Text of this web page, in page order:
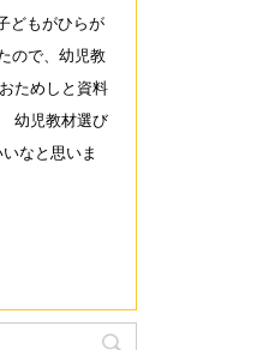
どもがひらが
ので、幼児教
ためしと資料
幼児教材選び
なと思いま